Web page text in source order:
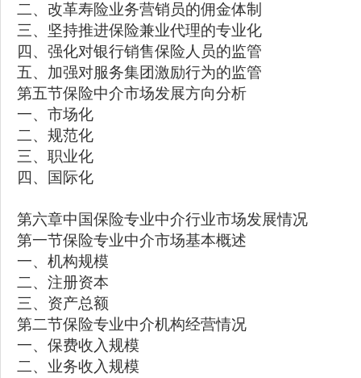
二、改革寿险业务营销员的佣金体制
三、坚持推进保险兼业代理的专业化
四、强化对银行销售保险人员的监管
五、加强对服务集团激励行为的监管
第五节保险中介市场发展方向分析
一、市场化
二、规范化
三、职业化
四、国际化
第六章中国保险专业中介行业市场发展情况
第一节保险专业中介市场基本概述
一、机构规模
二、注册资本
三、资产总额
第二节保险专业中介机构经营情况
一、保费收入规模
二、业务收入规模